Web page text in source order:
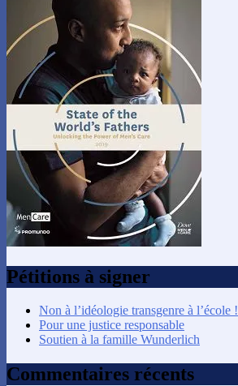
Pétitions à signer
Non à l’idéologie transgenre à l’école !
Pour une justice responsable
Soutien à la famille Wunderlich
Commentaires récents